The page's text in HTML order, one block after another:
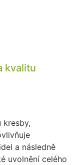
kvalitu
kresby,
a následně
uvolnění celého